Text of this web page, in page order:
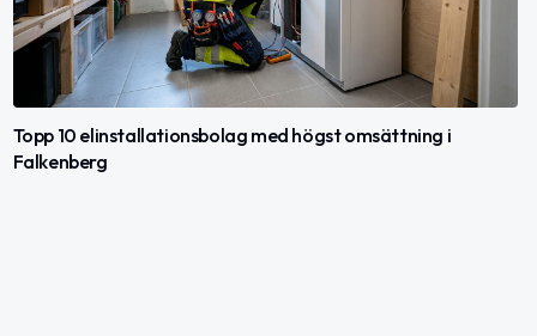
Topp 10 elinstallationsbolag med högst omsättning i
Falkenberg